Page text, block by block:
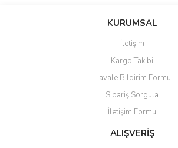
KURUMSAL
İletişim
Kargo Takibi
Havale Bildirim Formu
Sipariş Sorgula
İletişim Formu
ALIŞVERİŞ